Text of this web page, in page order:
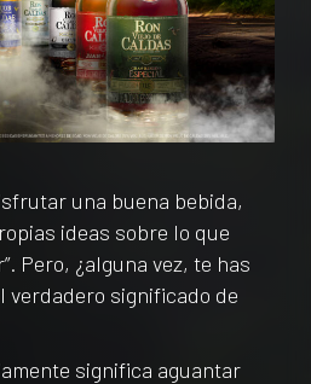
una buena bebida,
ideas sobre lo que
Pero, ¿alguna vez, te has
verdadero significado de
significa aguantar